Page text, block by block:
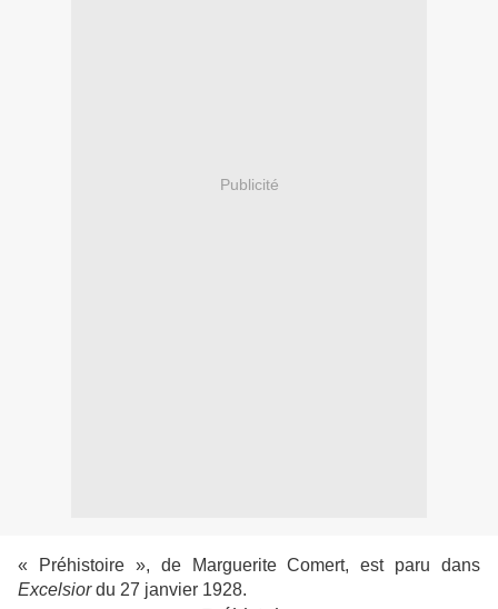
Publicité
« Préhistoire », de Marguerite Comert, est paru dans
Excelsiordu 27 janvier 1928.